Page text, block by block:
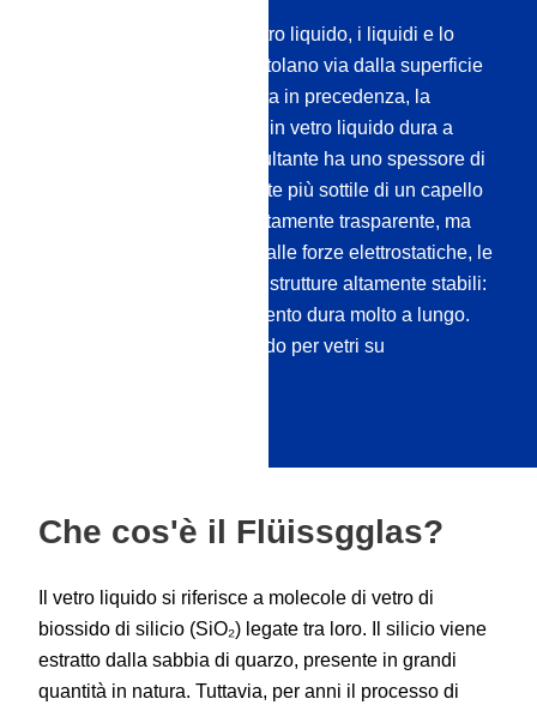
Dopo il rivestimento del vetro liquido, i liquidi e lo
sporco in essi contenuto rotolano via dalla superficie
trattata. Se è stata ben pulita in precedenza, la
purezza con il rivestimento in vetro liquido dura a
lungo. Lo strato di vetro risultante ha uno spessore di
soli 100 nanometri, 500 volte più sottile di un capello
umano. Non solo è completamente trasparente, ma
anche impalpabile. Grazie alle forze elettrostatiche, le
molecole di silicio formano strutture altamente stabili:
Ciò significa che il rivestimento dura molto a lungo.
Acquistate il sigillante liquido per vetri su
Che cos'è il Flüissgglas?
Il vetro liquido si riferisce a molecole di vetro di
biossido di silicio (SiO₂) legate tra loro. Il silicio viene
estratto dalla sabbia di quarzo, presente in grandi
quantità in natura. Tuttavia, per anni il processo di